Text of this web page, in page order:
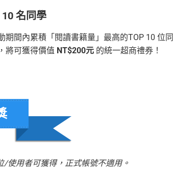
10 名同學
期間內累積「閱讀書籍量」最高的TOP 10 位同
將可獲得價值 NT$200元的統一超商禮券！
使用者可獲得，正式帳號不適用。